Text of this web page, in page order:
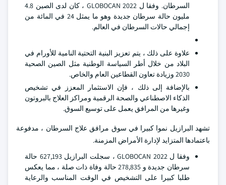
السرطان. وفقا ل GLOBOCAN 2022 ، كان لدى الصين 4.8
مليون حالة سرطان جديدة وهو ما يمثل 24 في المائة من
إجمالي حالات السرطان في العالم.
علاوة على ذلك ، يتم تعزيز البنية التحتية النامية للأورام في
البلاد من خلال أطر السياسة الوطنية مثل الصين الصحية
2030 وزيادة تعاون القطاعين العام والخاص.
بالإضافة إلى ذلك ، فإن الاستثمار المعزز في تشخيص
الذكاء الاصطناعي والصحة الرقمية ومراكز العلاج بالبروتون
وغيرها من المرافق يعمل على توسيع السوق.
تشهد البرازيل نموا كبيرا في سوق مرافق علاج السرطان ، مدفوعة
باعتمادها المتزايد لإدارة الأمراض المزمنة.
وفقا ل GLOBOCAN 2022 ، سجلت البرازيل 627,193 حالة
سرطان جديدة و 278,835 حالة وفاة ذات صلة ، مما يعكس
طلبا كبيرا على التشخيص في الوقت المناسب والرعاية